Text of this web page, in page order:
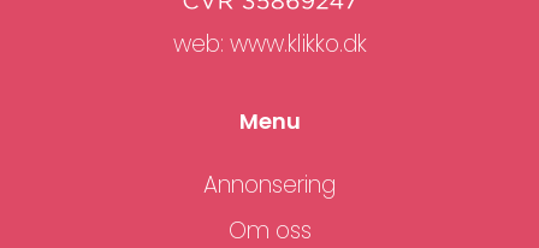
web: www.klikko.dk
Menu
Annonsering
Om oss